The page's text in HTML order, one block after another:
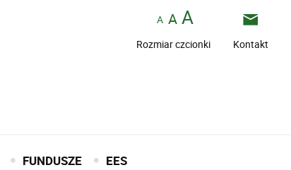
Rozmiar czcionki Kontakt
FUNDUSZE EES